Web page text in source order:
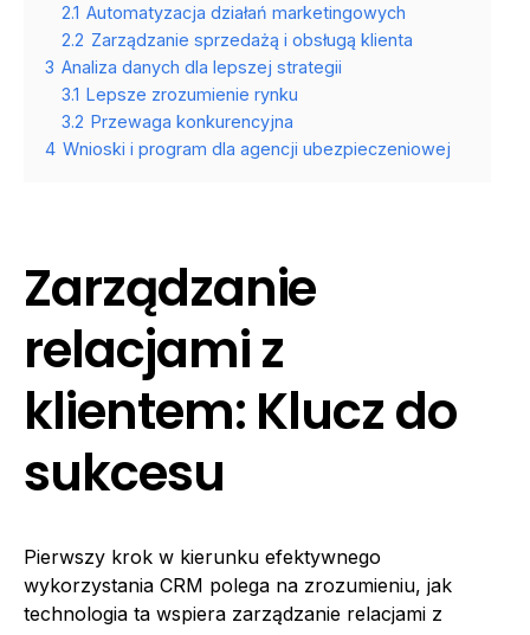
2.1 Automatyzacja działań marketingowych
2.2 Zarządzanie sprzedażą i obsługą klienta
3 Analiza danych dla lepszej strategii
3.1 Lepsze zrozumienie rynku
3.2 Przewaga konkurencyjna
4 Wnioski i program dla agencji ubezpieczeniowej
Zarządzanie
relacjami z
klientem: Klucz do
sukcesu
Pierwszy krok w kierunku efektywnego
wykorzystania CRM polega na zrozumieniu, jak
technologia ta wspiera zarządzanie relacjami z